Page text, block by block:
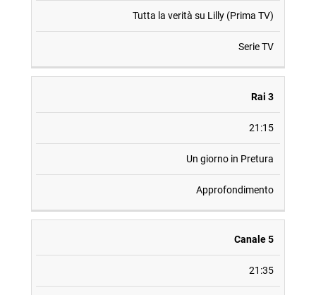
Tutta la verità su Lilly (Prima TV)
Serie TV
Rai 3
21:15
Un giorno in Pretura
Approfondimento
Canale 5
21:35